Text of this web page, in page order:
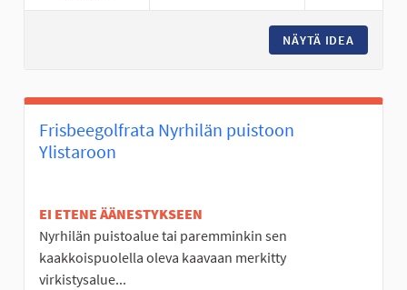
NÄYTÄ IDEA
Frisbeegolfrata Nyrhilän puistoon
Ylistaroon
EI ETENE ÄÄNESTYKSEEN
Nyrhilän puistoalue tai paremminkin sen
kaakkoispuolella oleva kaavaan merkitty
virkistysalue...